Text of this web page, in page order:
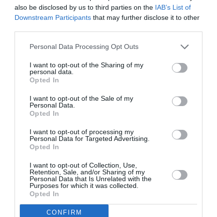
also be disclosed by us to third parties on the IAB’s List of
Downstream Participants that may further disclose it to other
Personal Data Processing Opt Outs
I want to opt-out of the Sharing of my
personal data.
Opted In
I want to opt-out of the Sale of my
Personal Data.
Opted In
I want to opt-out of processing my
Personal Data for Targeted Advertising.
Opted In
I want to opt-out of Collection, Use,
Retention, Sale, and/or Sharing of my
Personal Data that Is Unrelated with the
Purposes for which it was collected.
Opted In
CONFIRM
Κάθε βδομάδα στο e-mail σας τα τελευταία νέα για
την Τέχνη και τον Πολιτισμό!
Σχετικά Άρθρα